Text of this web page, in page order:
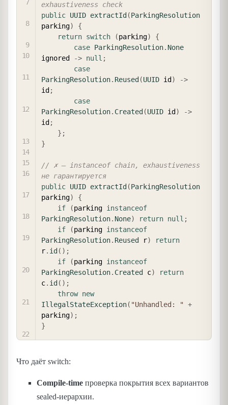
exhaustiveness check
public UUID extractId (ParkingResolution
parking)
{
return switch (parking)
{
case ParkingResolution. None
ignored
-> null ;
case
ParkingResolution. Reused (UUID id )
->
id ;
case
ParkingResolution. Created (UUID id )
->
id ;
} ;
}
// ✗ — instanceof chain, exhaustiveness
не гарантируется
public UUID extractId (ParkingResolution
parking)
{
if
(parking instanceof
ParkingResolution. None) return null ;
if
(parking instanceof
ParkingResolution. Reused r)
return
r. id ( ) ;
if
(parking instanceof
ParkingResolution. Created c)
return
c. id ( ) ;
throw new
IllegalStateException( "Unhandled: " +
parking) ;
}
Что даёт switch:
Compile-time проверка покрытия всех вариантов
sealed-иерархии.